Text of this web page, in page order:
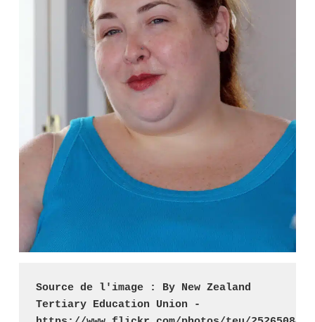
Source de l'image : By New Zealand
Tertiary Education Union -